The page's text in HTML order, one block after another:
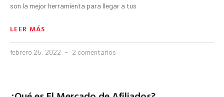
son la mejor herramienta para llegar a tus
LEER MÁS
febrero 25, 2022 2 comentarios